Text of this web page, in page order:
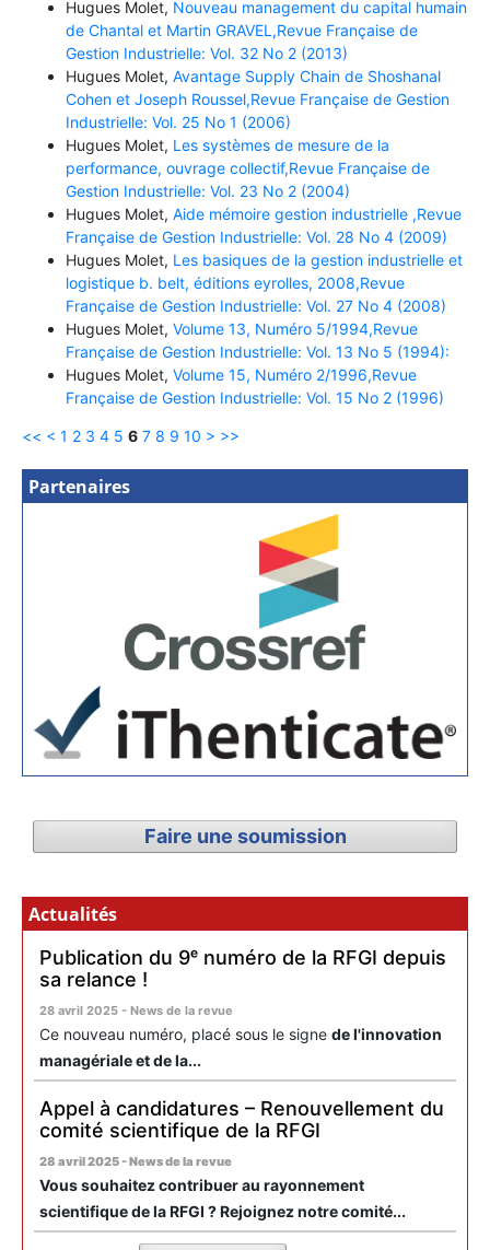
Hugues Molet, Nouveau management du capital humain
de Chantal et Martin GRAVEL,Revue Française de
Gestion Industrielle: Vol. 32 No 2 (2013)
Hugues Molet, Avantage Supply Chain de Shoshanal
Cohen et Joseph Roussel,Revue Française de Gestion
Industrielle: Vol. 25 No 1 (2006)
Hugues Molet, Les systèmes de mesure de la
performance, ouvrage collectif,Revue Française de
Gestion Industrielle: Vol. 23 No 2 (2004)
Hugues Molet, Aide mémoire gestion industrielle ,Revue
Française de Gestion Industrielle: Vol. 28 No 4 (2009)
Hugues Molet, Les basiques de la gestion industrielle et
logistique b. belt, éditions eyrolles, 2008,Revue
Française de Gestion Industrielle: Vol. 27 No 4 (2008)
Hugues Molet, Volume 13, Numéro 5/1994,Revue
Française de Gestion Industrielle: Vol. 13 No 5 (1994):
Hugues Molet, Volume 15, Numéro 2/1996,Revue
Française de Gestion Industrielle: Vol. 15 No 2 (1996)
<< < 1 2 3 4 5 6 7 8 9 10 > >>
Partenaires
Faire une soumission
Actualités
Publication du 9ᵉ numéro de la RFGI depuis
sa relance !
28 avril 2025 - News de la revue
Ce nouveau numéro, placé sous le signe de l'innovation
managériale et de la...
Appel à candidatures – Renouvellement du
comité scientifique de la RFGI
28 avril 2025 - News de la revue
Vous souhaitez contribuer au rayonnement
scientifique de la RFGI ? Rejoignez notre comité...